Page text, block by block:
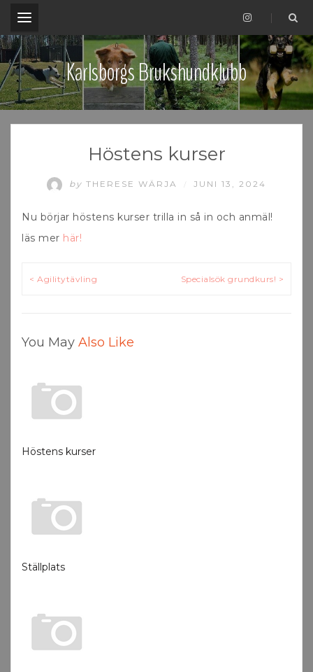
.
Karlsborgs Brukshundklubb
Höstens kurser
by THERESE WÄRJA JUNI 13, 2024
Nu börjar höstens kurser trilla in så in och anmäl!
läs mer här!
Inläggsnavigering
< Agilitytävling Specialsök grundkurs! >
You May Also Like
Höstens kurser
Ställplats